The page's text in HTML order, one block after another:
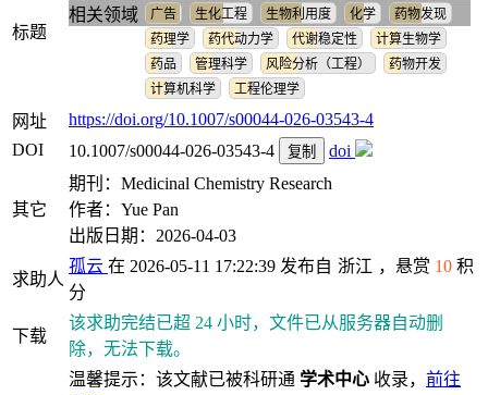
标题
相关领域
广告 生化工程 生物利用度 化学
药物发现
药理学
药代动力学 代谢稳定性
计算生物学
药品
管理科学 风险分析（工程）
药物开发
计算机科学
工程伦理学
网址
https://doi.org/10.1007/s00044-026-03543-4
DOI
10.1007/s00044-026-03543-4 复制 doi
其它
期刊：Medicinal Chemistry Research
作者：Yue Pan
出版日期：2026-04-03
求助人
孤云 在 2026-05-11 17:22:39 发布自 浙江 ，悬赏 10 积
分
下载
该求助完结已超 24 小时，文件已从服务器自动删
除，无法下载。
温馨提示：该文献已被科研通 学术中心 收录， 前往